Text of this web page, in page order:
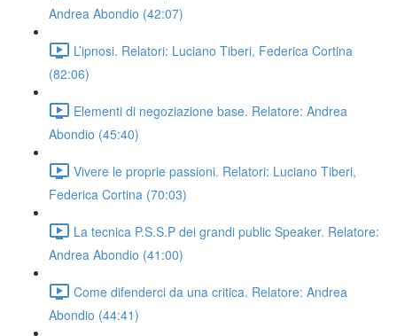
Andrea Abondio (42:07)
L’ipnosi. Relatori: Luciano Tiberi, Federica Cortina
(82:06)
Elementi di negoziazione base. Relatore: Andrea
Abondio (45:40)
Vivere le proprie passioni. Relatori: Luciano Tiberi,
Federica Cortina (70:03)
La tecnica P.S.S.P dei grandi public Speaker. Relatore:
Andrea Abondio (41:00)
Come difenderci da una critica. Relatore: Andrea
Abondio (44:41)